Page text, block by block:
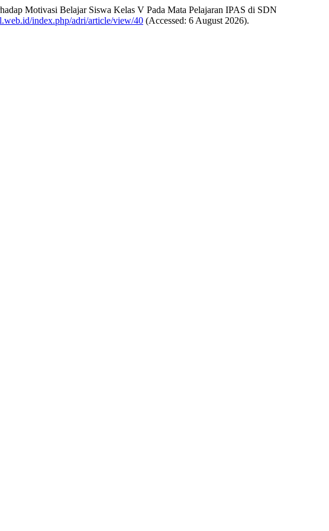
Motivasi Belajar Siswa Kelas V Pada Mata Pelajaran IPAS di SDN
index.php/adri/article/view/40 (Accessed: 6 August 2026).